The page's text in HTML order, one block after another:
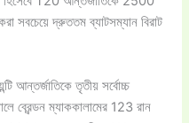
সবচেয়ে দ্রুততম ব্যাটসম্যান বিরাট
আন্তর্জাতিকে তৃতীয় সর্বোচ্চ
ব্রেন্ডন ম্যাককালামের 123 রান